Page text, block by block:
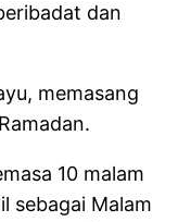
dan
memasang
10 malam
sebagai Malam